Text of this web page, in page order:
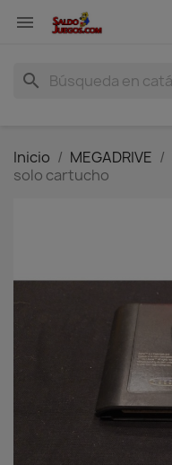

search
Inicio MEGADRIVE
solo cartucho